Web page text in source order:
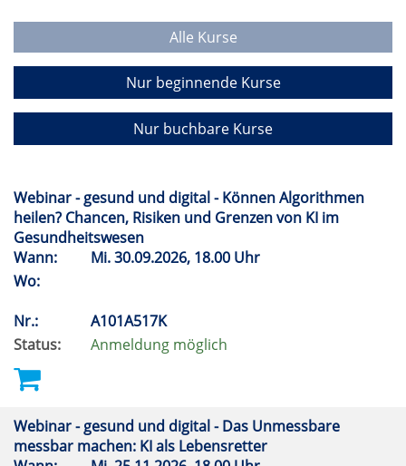
Alle Kurse
Nur beginnende Kurse
Nur buchbare Kurse
Webinar - gesund und digital - Können Algorithmen
heilen? Chancen, Risiken und Grenzen von KI im
Gesundheitswesen
Wann:
Mi.30.09.2026, 18.00 Uhr
Wo:
Nr.:
A101A517K
Status:
Anmeldung möglich
Webinar - gesund und digital - Das Unmessbare
messbar machen: KI als Lebensretter